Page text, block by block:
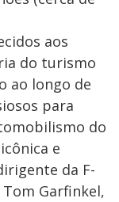
aos
do turismo
ao longo de
para
do
e
da F-
Garfinkel,